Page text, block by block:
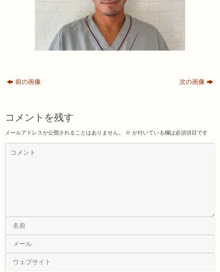
前の画像 次の画像
コメントを残す
メールアドレスが公開されることはありません。 ※ が付いている欄は必須項目です